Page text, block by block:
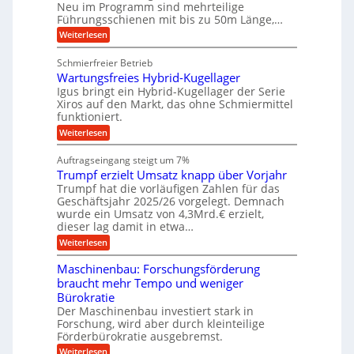
b
u
n
g
e
n
u
b
b
e
w
e
g
u
n
g
e
n
t
i
v
e
n
d
M
a
s
c
h
i
e
n
b
a
u
W
e
r
k
z
e
u
g
k
r
e
i
s
a
u
f
Neu im Programm sind mehrteilige
Führungsschienen mit bis zu 50m Länge,…
Weiterlesen:
K
g
e
l
s
c
h
i
e
e
n
f
ü
h
r
u
n
g
e
n
B
S
C
L
w
e
Schmierfreier Betrieb
Wartungsfreies Hybrid-Kugellager
Igus bringt ein Hybrid-Kugellager der Serie
Xiros auf den Markt, das ohne Schmiermittel
funktioniert.
Weiterlesen:
W
r
t
u
n
g
s
f
r
e
e
s
H
y
b
r
i
Auftragseingang steigt um 7%
Trumpf erzielt Umsatz knapp über Vorjahr
Trumpf hat die vorläufigen Zahlen für das
Geschäftsjahr 2025/26 vorgelegt. Demnach
wurde ein Umsatz von 4,3Mrd.€ erzielt,
dieser lag damit in etwa…
Weiterlesen:
T
u
m
p
f
e
r
z
Maschinenbau: Forschungsförderung
braucht mehr Tempo und weniger
Bürokratie
Der Maschinenbau investiert stark in
Forschung, wird aber durch kleinteilige
Förderbürokratie ausgebremst.
Weiterlesen: